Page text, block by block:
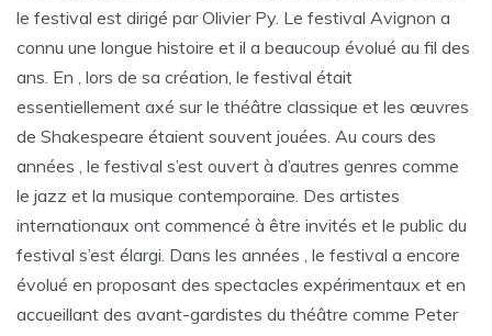
le festival est dirigé par Olivier Py. Le festival Avignon a
connu une longue histoire et il a beaucoup évolué au fil des
ans. En , lors de sa création, le festival était
essentiellement axé sur le théâtre classique et les œuvres
de Shakespeare étaient souvent jouées. Au cours des
années , le festival s’est ouvert à d’autres genres comme
le jazz et la musique contemporaine. Des artistes
internationaux ont commencé à être invités et le public du
festival s’est élargi. Dans les années , le festival a encore
évolué en proposant des spectacles expérimentaux et en
accueillant des avant-gardistes du théâtre comme Peter